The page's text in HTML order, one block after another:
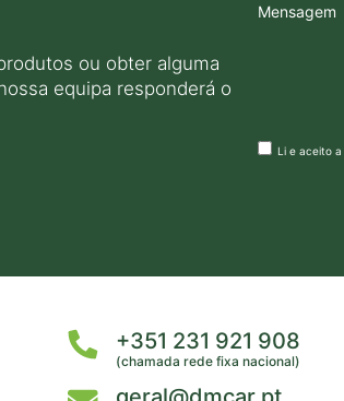
ou obter alguma
equipa responderá o
Mensagem
Li e aceito a
+351 231 921 908
(chamada rede fixa nacional)